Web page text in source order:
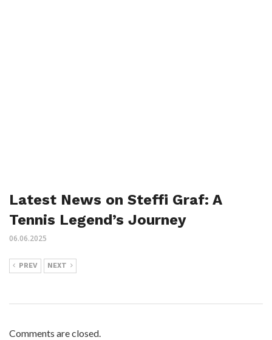
Latest News on Steffi Graf: A
Tennis Legend’s Journey
06.06.2025
PREV NEXT
Comments are closed.